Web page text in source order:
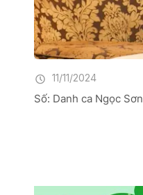
11/11/2024
Số: Danh ca Ngọc Sơn